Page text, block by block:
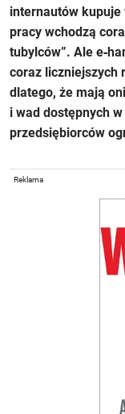
internautów
pracy wchodzą
tubylców”. Ale
coraz liczniejszych
dlatego, że mają
i wad dostępnych
przedsiębiorców
Reklama